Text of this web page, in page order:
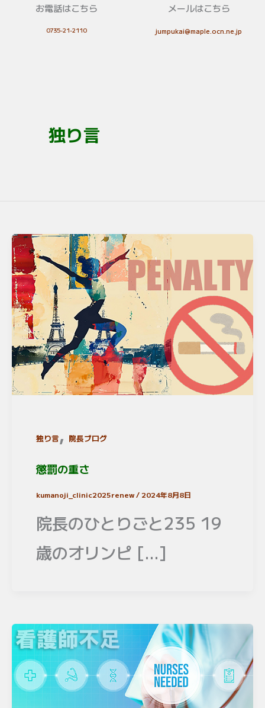
お電話はこちら
0735-21-2110
メールはこちら
jumpukai@maple.ocn.ne.jp
独り言
独り言, 院長ブログ
懲罰の重さ
kumanoji_clinic2025renew/ 2024年8月8日
院長のひとりごと235 19
歳のオリンピ […]